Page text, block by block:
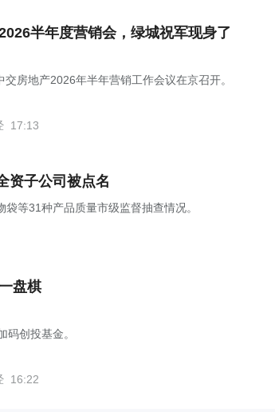
半年度营销会，绿城祝军现身了
房地产2026年半年营销工作会议在京召开。
17:13
资子公司被点名
等31种产品质量市级监督抽查情况。
盘棋
码创投基金。
16:22